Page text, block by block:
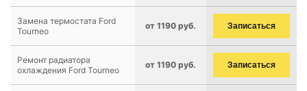
Замена термостата Ford
Tourneo
от 1190 руб. Записаться
Ремонт радиатора
охлаждения Ford Tourneo
от 1190 руб. Записаться